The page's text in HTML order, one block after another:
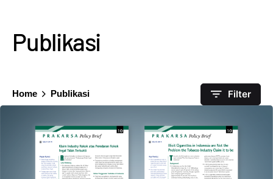
Publikasi
Home Publikasi Filter